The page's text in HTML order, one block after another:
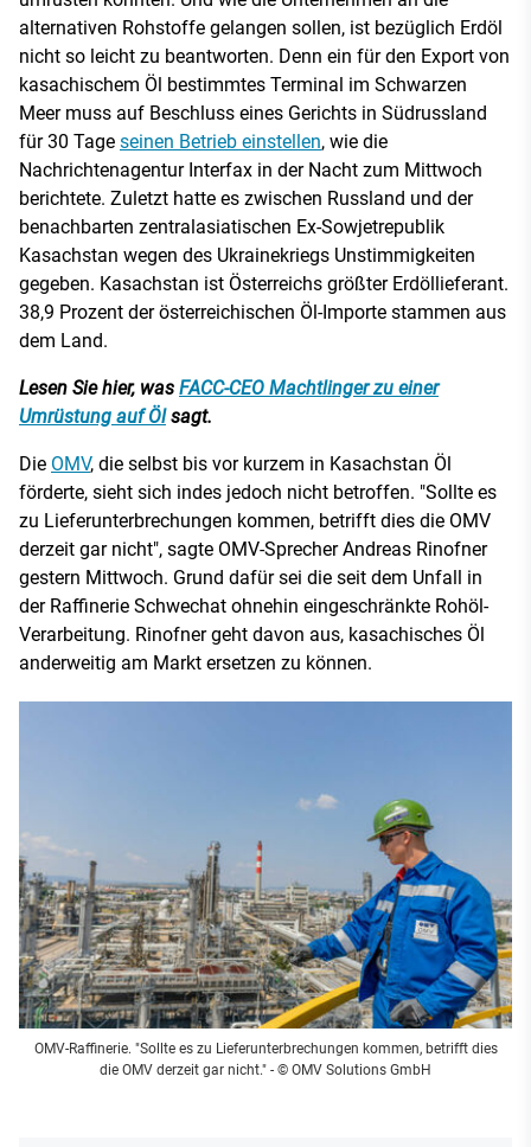
alternativen Rohstoffe gelangen sollen, ist bezüglich Erdöl
nicht so leicht zu beantworten. Denn ein für den Export von
kasachischem Öl bestimmtes Terminal im Schwarzen
Meer muss auf Beschluss eines Gerichts in Südrussland
für 30 Tage seinen Betrieb einstellen, wie die
Nachrichtenagentur Interfax in der Nacht zum Mittwoch
berichtete. Zuletzt hatte es zwischen Russland und der
benachbarten zentralasiatischen Ex-Sowjetrepublik
Kasachstan wegen des Ukrainekriegs Unstimmigkeiten
gegeben. Kasachstan ist Österreichs größter Erdöllieferant.
38,9 Prozent der österreichischen Öl-Importe stammen aus
dem Land.
Lesen Sie hier, was FACC-CEO Machtlinger zu einer
Umrüstung auf Ölsagt.
Die OMV, die selbst bis vor kurzem in Kasachstan Öl
förderte, sieht sich indes jedoch nicht betroffen. "Sollte es
zu Lieferunterbrechungen kommen, betrifft dies die OMV
derzeit gar nicht", sagte OMV-Sprecher Andreas Rinofner
gestern Mittwoch. Grund dafür sei die seit dem Unfall in
der Raffinerie Schwechat ohnehin eingeschränkte Rohöl-
Verarbeitung. Rinofner geht davon aus, kasachisches Öl
anderweitig am Markt ersetzen zu können.
OMV-Raffinerie. "Sollte es zu Lieferunterbrechungen kommen, betrifft dies
die OMV derzeit gar nicht." - © OMV Solutions GmbH